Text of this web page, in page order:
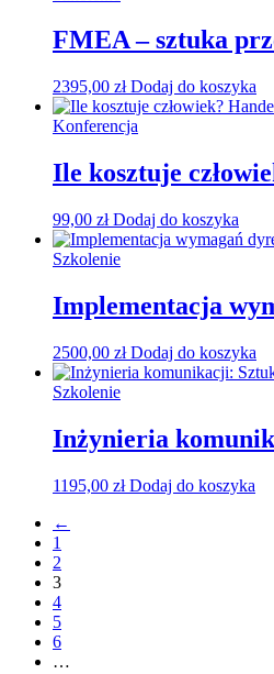
FMEA – sztuka
2395,00 zł Dodaj do koszyka
Konferencja
Ile kosztuje
99,00 zł Dodaj do koszyka
Szkolenie
Implementacja
2500,00 zł Dodaj do koszyka
Szkolenie
Inżynieria
1195,00 zł Dodaj do koszyka
←
1
2
3
4
5
6
…